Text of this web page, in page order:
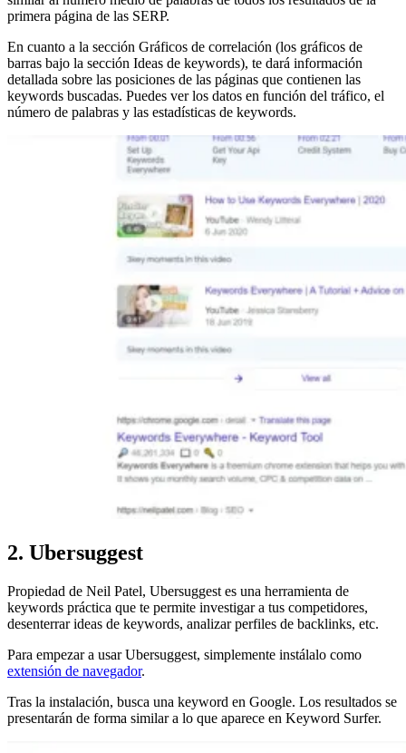
primera página de las SERP.
En cuanto a la sección Gráficos de correlación (los gráficos de
barras bajo la sección Ideas de keywords), te dará información
detallada sobre las posiciones de las páginas que contienen las
keywords buscadas. Puedes ver los datos en función del tráfico, el
número de palabras y las estadísticas de keywords.
2. Ubersuggest
Propiedad de Neil Patel, Ubersuggest es una herramienta de
keywords práctica que te permite investigar a tus competidores,
desenterrar ideas de keywords, analizar perfiles de backlinks, etc.
Para empezar a usar Ubersuggest, simplemente instálalo como
extensión de navegador.
Tras la instalación, busca una keyword en Google. Los resultados se
presentarán de forma similar a lo que aparece en Keyword Surfer.